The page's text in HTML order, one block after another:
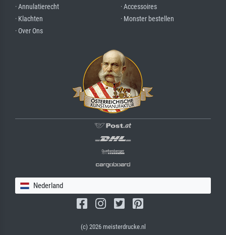
· Annulatierecht
· Klachten
· Over Ons
· Accessoires
· Monster bestellen
Nederland
(c) 2026 meisterdrucke.nl